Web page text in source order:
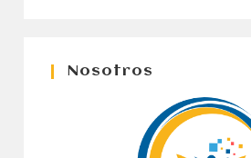
Nosotros